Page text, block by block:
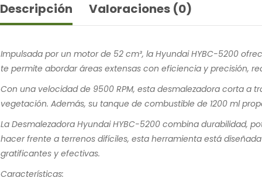
Descripción Valoraciones (0)
Impulsada por un motor de 52 cm³, la Hyundai HYBC-5200
te permite abordar áreas extensas con eficiencia y precisión,
Con una velocidad de 9500 RPM, esta desmalezadora corta a
vegetación. Además, su tanque de combustible de 1200 ml
La Desmalezadora Hyundai HYBC-5200 combina durabilidad,
hacer frente a terrenos difíciles, esta herramienta está
gratificantes y efectivas.
Características: